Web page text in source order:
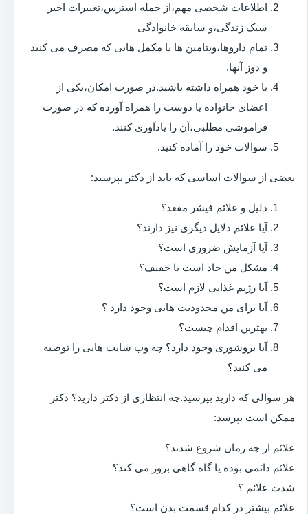
اطلاعات شخصی مهم،از جمله استرس،تغییرات اخیر
سبک زندگی،و سابقه خانوادگی
تمام داروها،ویتامین ها یا مکمل هایی که مصرف می کنید
و دوز آنها.
با خود همراه داشته باشید.در صورت امکان،یکی از
اعضای خانواده یا دوست را همراه آورده که در صورت
فراموشی مطلبی،آن را یادآوری کنند.
سوالات خود را آماده کنید.
بعضی از سوالات اساسی که باید از دکتر بپرسید:
دلیل و علائم فیشر مقعد؟
آیا علائم دلایل دیگری نیز دارند؟
آیا آزمایش ضروری است؟
مشکل من حاد است یا خفیف؟
آیا رژیم غذایی لازم است؟
آیا برای من محدودیت هایی وجود دارد ؟
بهترین اقدام چیست؟
آیا بروشوری وجود دارد؟ چه وب سایت هایی را توصیه
می کنید؟
هر سوالی که دارید بپرسید.چه انتظاری از دکتر دارید؟ دکتر
ممکن است بپرسد:
علائم از چه زمان شروع شدند؟
علائم دائمی بوده یا گاه گاهی بروز می کند؟
شدت علائم ؟
علائم بیشتر در کدام قسمت بدن است؟